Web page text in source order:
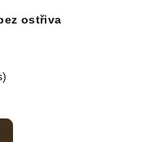
ostřiva